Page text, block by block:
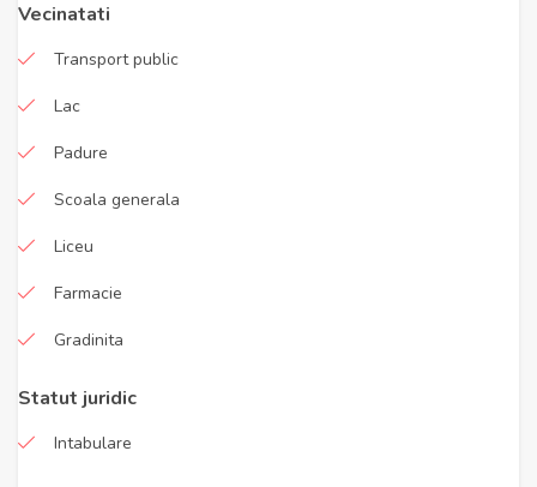
Vecinatati
Transport public
Lac
Padure
Scoala generala
Liceu
Farmacie
Gradinita
Statut juridic
Intabulare